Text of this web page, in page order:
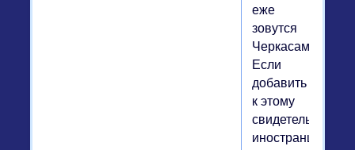
еже
зовутся
Черкасами").
Если
добавить
к этому
свидетельства
иностранцев